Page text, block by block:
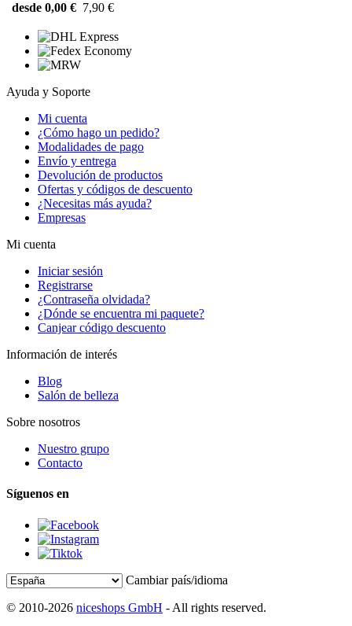
desde 0,00 € 7,90 €
Ayuda y Soporte
Mi cuenta
¿Cómo hago un pedido?
Modalidades de pago
Envío y entrega
Devolución de productos
Ofertas y códigos de descuento
¿Necesitas más ayuda?
Empresas
Mi cuenta
Iniciar sesión
Registrarse
¿Contraseña olvidada?
¿Dónde se encuentra mi paquete?
Canjear código descuento
Información de interés
Blog
Salón de belleza
Sobre nosotros
Nuestro grupo
Contacto
Síguenos en
Cambiar país/idioma
© 2010-2026 niceshops GmbH - All rights reserved.